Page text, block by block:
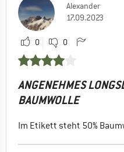
Alexander
17.09.2023
0 0
ANGENEHMES
BAUMWOLLE
Im Etikett steht 50%